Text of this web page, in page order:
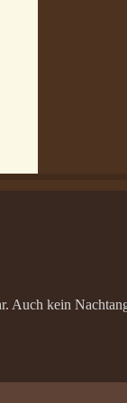
Auch kein